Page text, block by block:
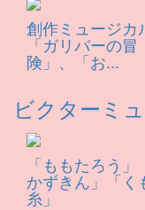
創作ミュージカ
「ガリバーの冒
険」、「お...
ビクターミ
「ももたろう」
かずきん」「く
糸」